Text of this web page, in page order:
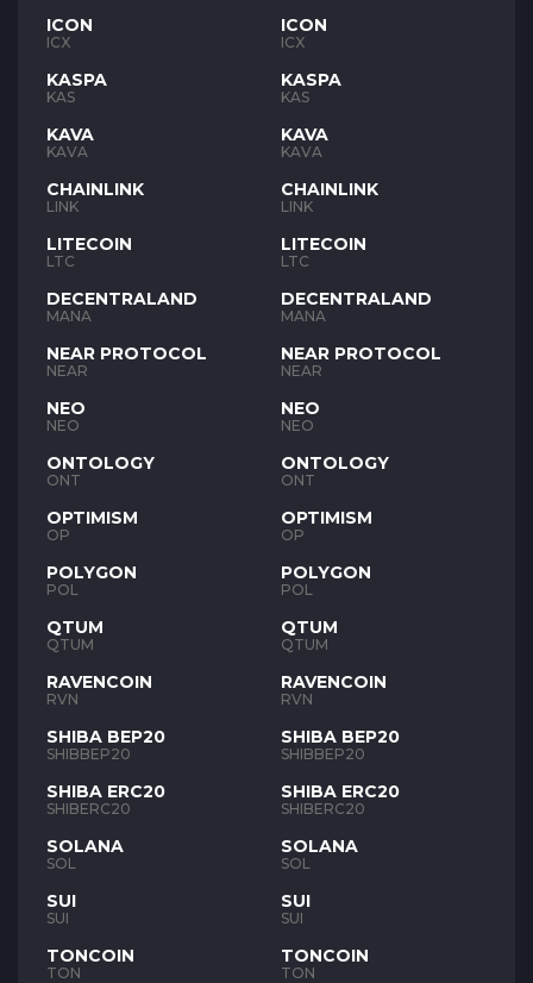
ICON
ICX
KASPA
KAS
KAVA
KAVA
CHAINLINK
LINK
LITECOIN
LTC
DECENTRALAND
MANA
NEAR PROTOCOL
NEAR
NEO
NEO
ONTOLOGY
ONT
OPTIMISM
OP
POLYGON
POL
QTUM
QTUM
RAVENCOIN
RVN
SHIBA BEP20
SHIBBEP20
SHIBA ERC20
SHIBERC20
SOLANA
SOL
SUI
SUI
TONCOIN
TON
ICON
ICX
KASPA
KAS
KAVA
KAVA
CHAINLINK
LINK
LITECOIN
LTC
DECENTRALAND
MANA
NEAR PROTOCOL
NEAR
NEO
NEO
ONTOLOGY
ONT
OPTIMISM
OP
POLYGON
POL
QTUM
QTUM
RAVENCOIN
RVN
SHIBA BEP20
SHIBBEP20
SHIBA ERC20
SHIBERC20
SOLANA
SOL
SUI
SUI
TONCOIN
TON